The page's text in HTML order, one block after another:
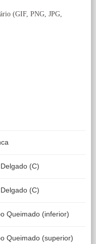
(GIF, PNG, JPG,
(C)
(C)
Queimado (inferior)
Queimado (superior)